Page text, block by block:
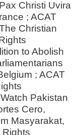
Christi Uvira
; ACAT
Christian
to Abolish
; ACAT
Pakistan
Cero,
Masyarakat,